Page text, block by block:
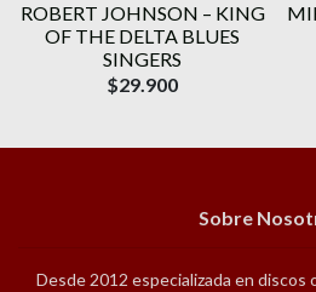
ROBERT JOHNSON – KING
OF THE DELTA BLUES
SINGERS
$29.900
Sobre
Desde 2012 especializada en discos